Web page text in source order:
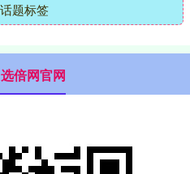
题标签
倍网官网